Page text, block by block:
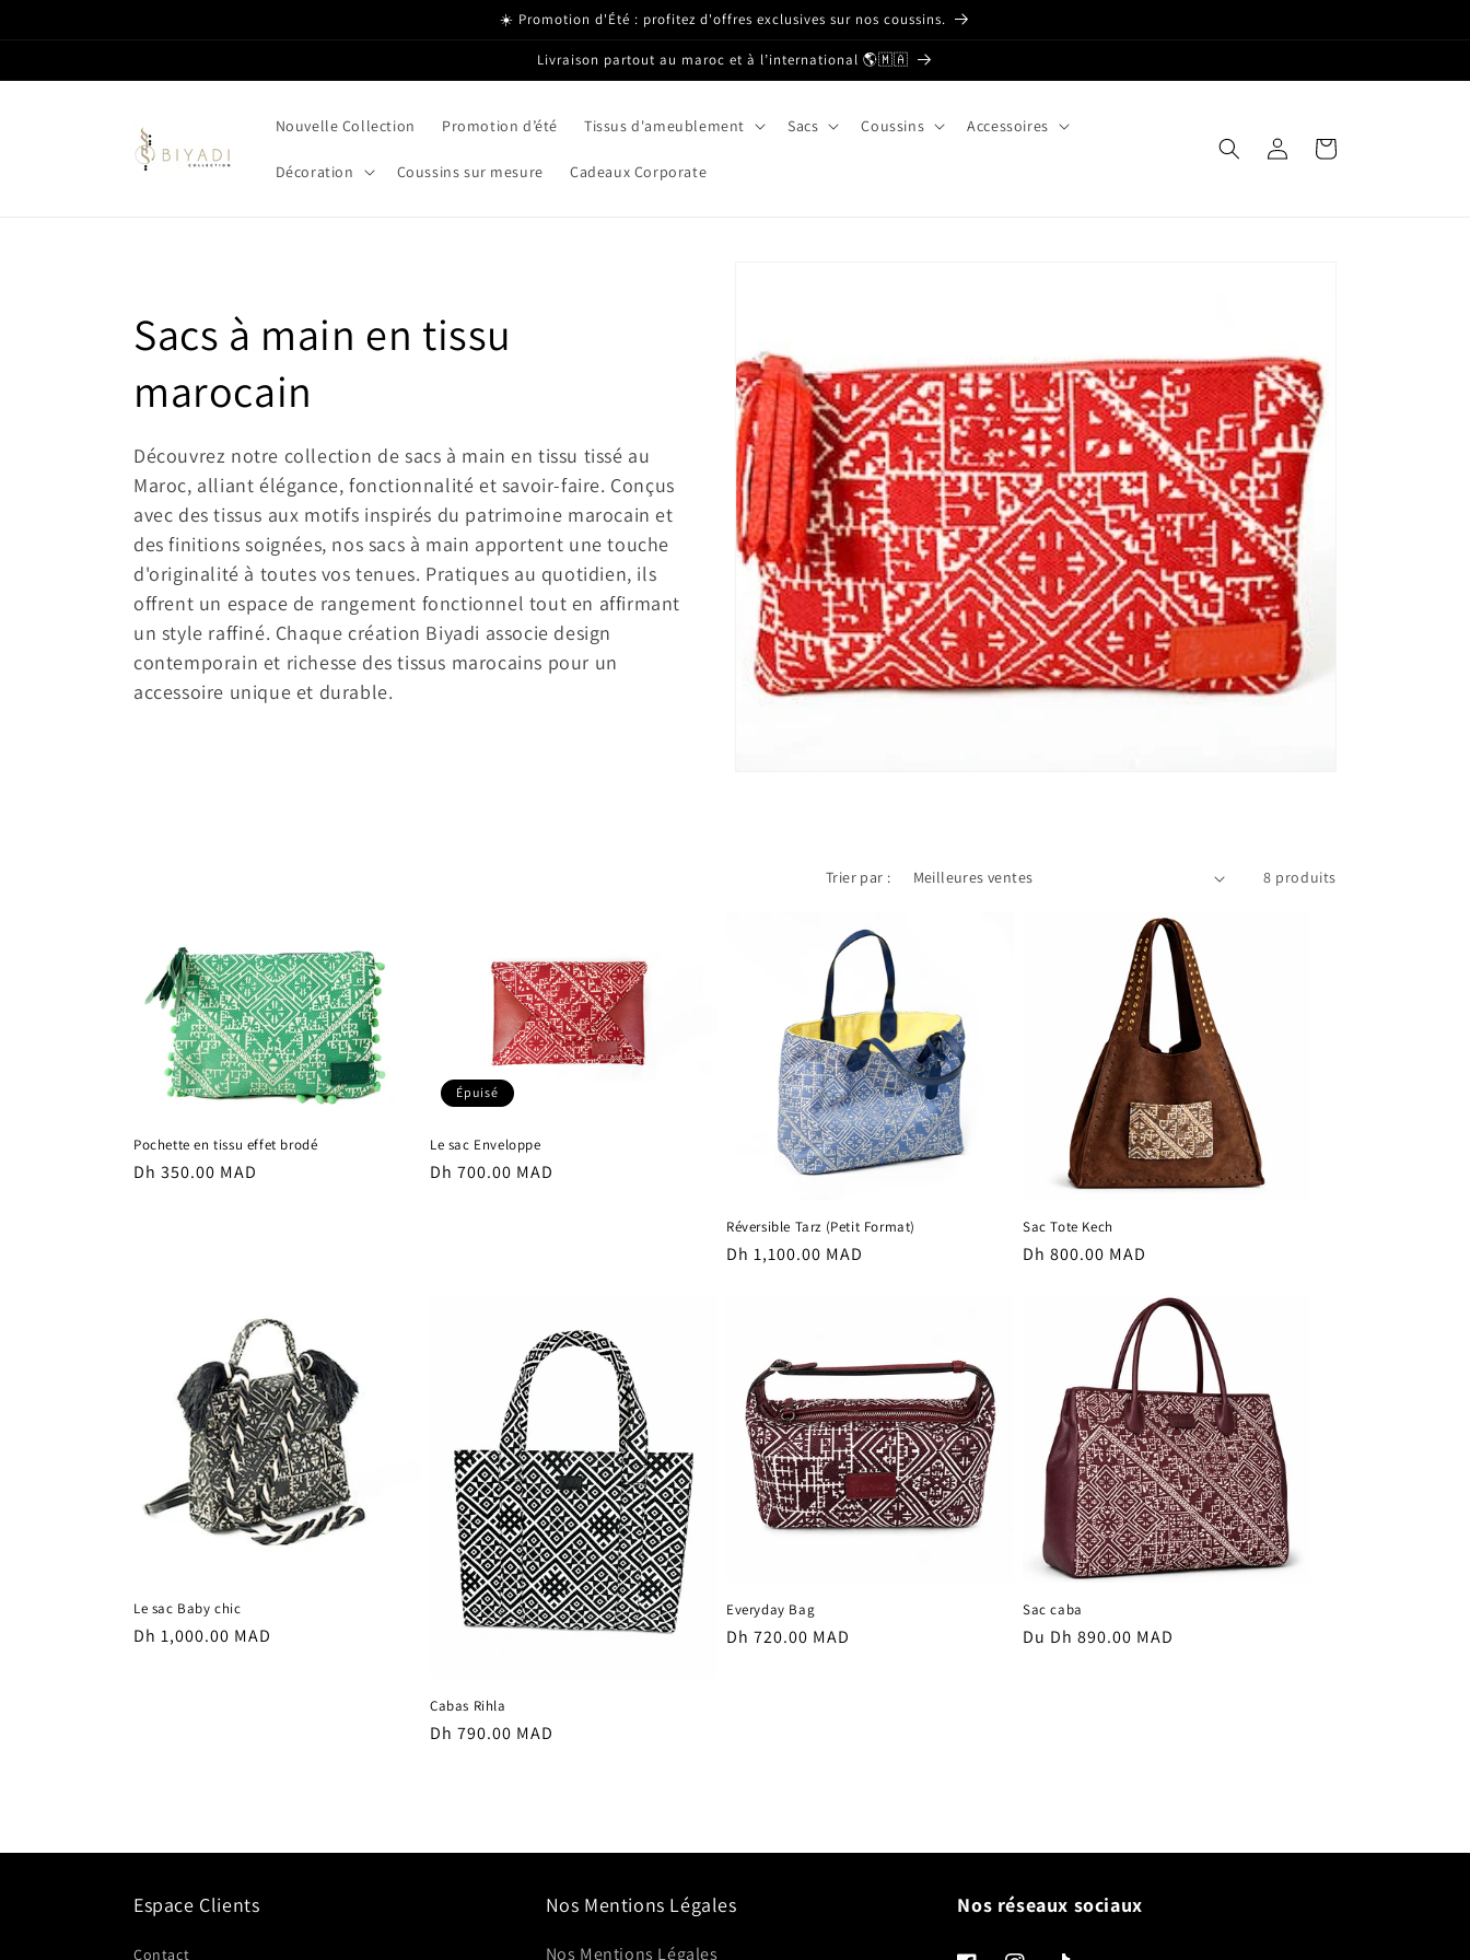
☀️ Promotion d'Été : profitez d'offres exclusives sur nos coussins.
Livraison partout au maroc et à l’international 🌎🇲🇦
Nouvelle Collection Promotion d’été Tissus d'ameublement Sacs Coussins Accessoires
Décoration Coussins sur mesure Cadeaux Corporate
Connexion Panier
C
o
l
l
e
c
t
Sacs à main en tissu
marocain
Découvrez notre collection de sacs à main en tissu tissé au
Maroc, alliant élégance, fonctionnalité et savoir-faire. Conçus
avec des tissus aux motifs inspirés du patrimoine marocain et
des finitions soignées, nos sacs à main apportent une touche
d'originalité à toutes vos tenues. Pratiques au quotidien, ils
offrent un espace de rangement fonctionnel tout en affirmant
un style raffiné. Chaque création Biyadi associe design
contemporain et richesse des tissus marocains pour un
accessoire unique et durable.
Trier par : 8 produits
Pochette en tissu effet brodé
Prix
Dh 350.00 MAD
Épuisé
Le sac Enveloppe
Prix
Dh 700.00 MAD
Réversible Tarz (Petit Format)
Prix
Dh 1,100.00 MAD
Sac Tote Kech
Prix
Dh 800.00 MAD
Le sac Baby chic
Prix
Dh 1,000.00 MAD
Cabas Rihla
Prix
Dh 790.00 MAD
Everyday Bag
Prix
Dh 720.00 MAD
Sac caba
Prix
Du Dh 890.00 MAD
Espace Clients
Contact
Nos Mentions Légales
Nos Mentions Légales
Nos réseaux sociaux